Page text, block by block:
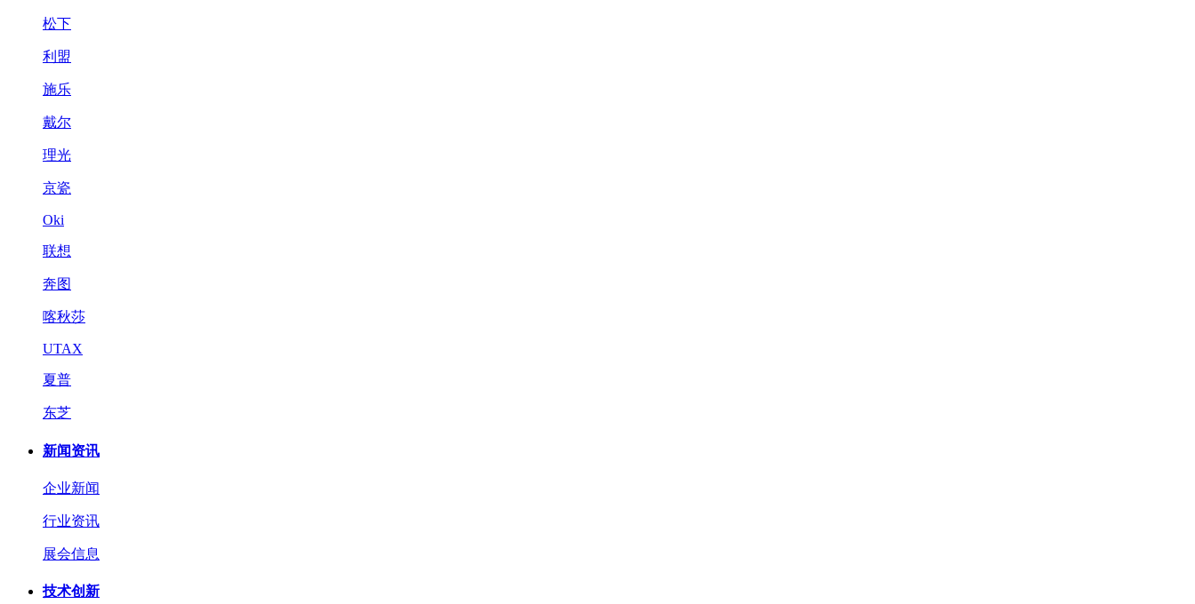
松下
利盟
施乐
戴尔
理光
京瓷
Oki
联想
奔图
喀秋莎
UTAX
夏普
东芝
新闻资讯
企业新闻
行业资讯
展会信息
技术创新